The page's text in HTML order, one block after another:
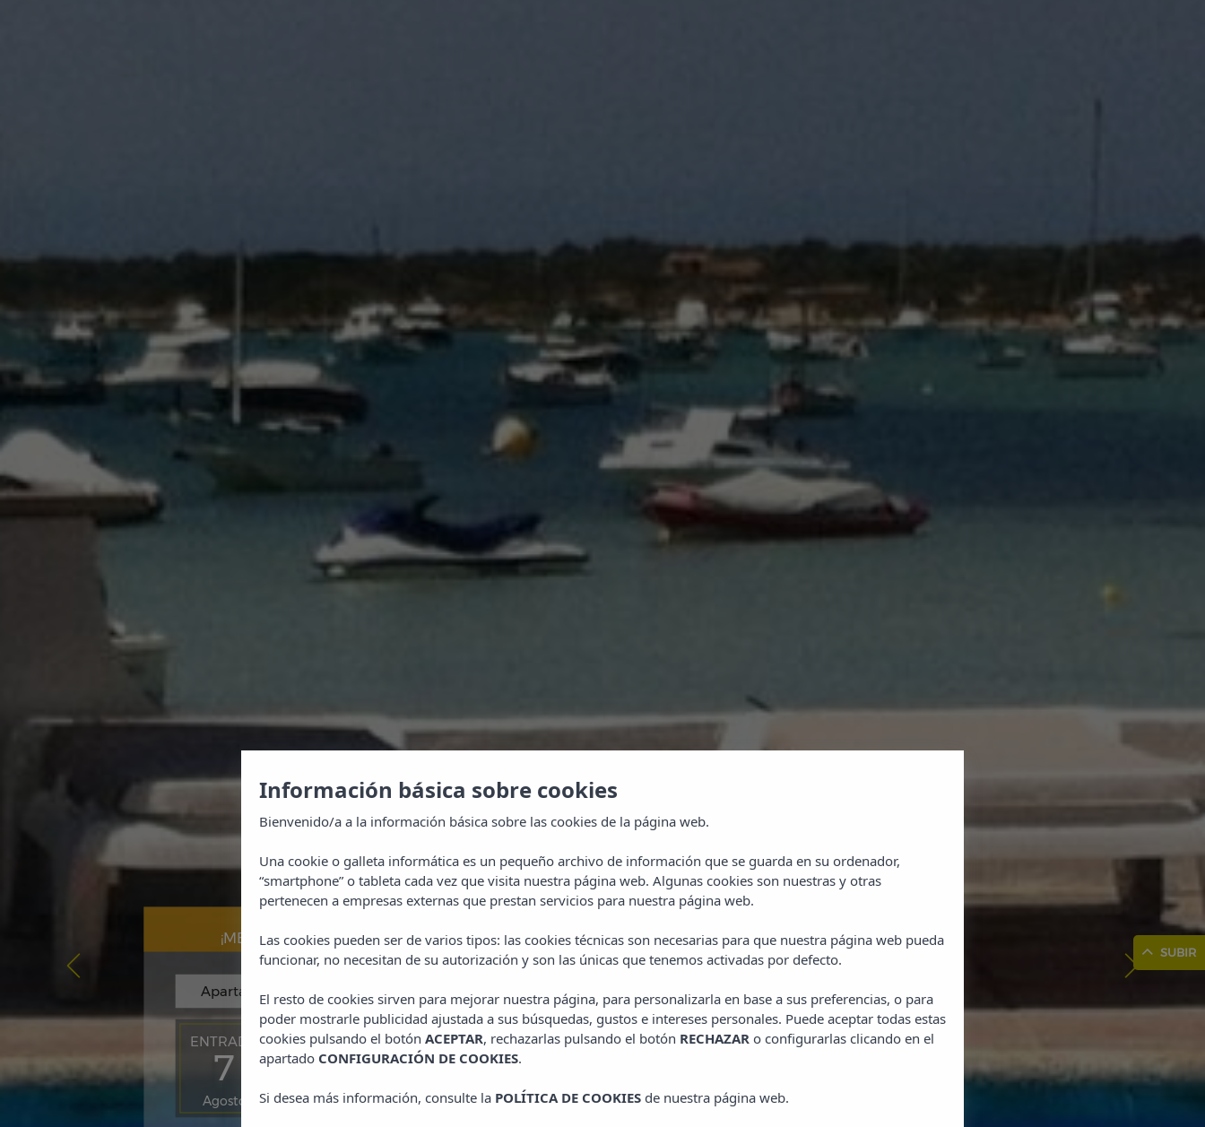
Apartamentos
Sabina Playa
¡MEJOR PRECIO GARANTIZADO!
ENTRADA
7
Agosto
SALIDA
8
Agosto
NÚMERO
Adultos
SUBIR
Información básica sobre cookies
Bienvenido/a a la información básica sobre las cookies de la página web.
Una cookie o galleta informática es un pequeño archivo de información que se guarda en su ordenador,
“smartphone” o tableta cada vez que visita nuestra página web. Algunas cookies son nuestras y otras
pertenecen a empresas externas que prestan servicios para nuestra página web.
Las cookies pueden ser de varios tipos: las cookies técnicas son necesarias para que nuestra página web pueda
funcionar, no necesitan de su autorización y son las únicas que tenemos activadas por defecto.
El resto de cookies sirven para mejorar nuestra página, para personalizarla en base a sus preferencias, o para
poder mostrarle publicidad ajustada a sus búsquedas, gustos e intereses personales. Puede aceptar todas estas
cookies pulsando el botón ACEPTAR, rechazarlas pulsando el botón RECHAZARo configurarlas clicando en el
apartado CONFIGURACIÓN DE COOKIES.
Si desea más información, consulte la POLÍTICA DE COOKIESde nuestra página web.